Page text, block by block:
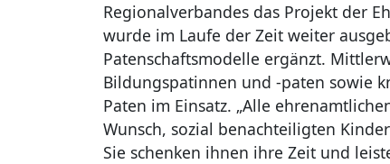
Regionalverbandes das Projekt der
wurde im Laufe der Zeit weiter
Patenschaftsmodelle ergänzt.
Bildungspatinnen und -paten sowie
Paten im Einsatz. „Alle
Wunsch, sozial benachteiligten
Sie schenken ihnen ihre Zeit und